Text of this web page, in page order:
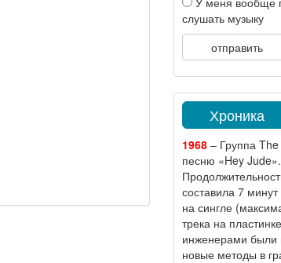
слушать музыку
отправить
Хроника
1968– Группа The
песню «Hey Jude».
составила 7
на сингле
трека на
инженерами
новые методы в